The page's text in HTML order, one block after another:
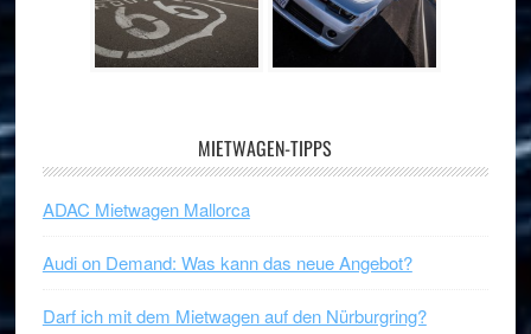
MIETWAGEN-TIPPS
ADAC Mietwagen Mallorca
Audi on Demand: Was kann das neue Angebot?
Darf ich mit dem Mietwagen auf den Nürburgring?